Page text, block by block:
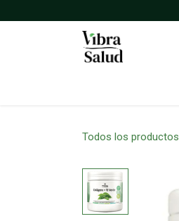
Todos los productos